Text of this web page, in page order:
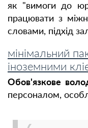
як "вимоги до
працювати з
словами, підхід
мінімальний
іноземними
Обов'язкове
персоналом,